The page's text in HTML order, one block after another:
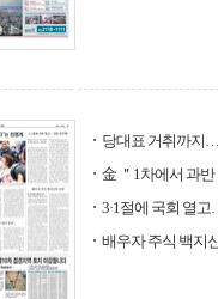
당대표 거취까지
金 ＂1차에서 과
3·1절에 국회 열
배우자 주식 백지